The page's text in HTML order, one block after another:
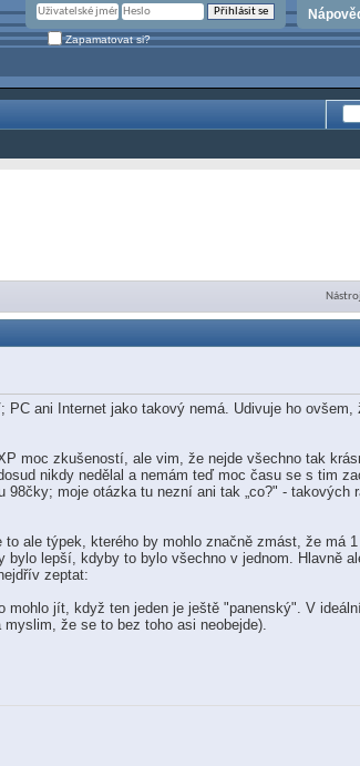
Zapamatovat si?
ani Internet jako takový nemá. Udivuje ho ovšem,
moc zkušeností, ale vim, že nejde všechno tak
nikdy nedělal a nemám teď moc času se s tim
moje otázka tu nezní ani tak „co?" - takových
ale týpek, kterého by mohlo značně zmást, že má
lepší, kdyby to bylo všechno v jednom. Hlavně
zeptat:
jít, když ten jeden je ještě "panenský". V
že se to bez toho asi neobejde).